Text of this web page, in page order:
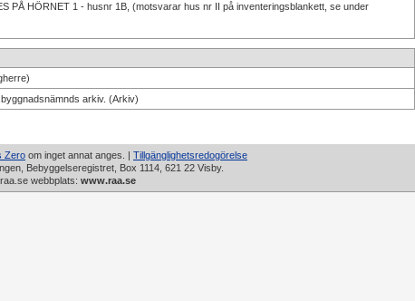
PÅ HÖRNET 1 - husnr 1B, (motsvarar hus nr II på inventeringsblankett, se under
arkiv. (Arkiv)
Zero om inget annat anges. | Tillgänglighetsredogörelse
Bebyggelseregistret, Box 1114, 621 22 Visby.
webbplats: www.raa.se